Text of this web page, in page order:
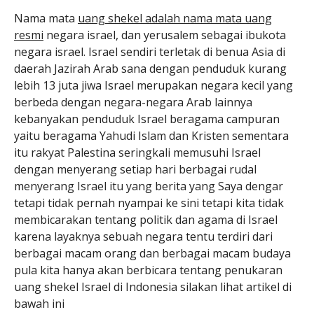
Nama mata uang shekel adalah nama mata uang
resmi negara israel, dan yerusalem sebagai ibukota
negara israel. Israel sendiri terletak di benua Asia di
daerah Jazirah Arab sana dengan penduduk kurang
lebih 13 juta jiwa Israel merupakan negara kecil yang
berbeda dengan negara-negara Arab lainnya
kebanyakan penduduk Israel beragama campuran
yaitu beragama Yahudi Islam dan Kristen sementara
itu rakyat Palestina seringkali memusuhi Israel
dengan menyerang setiap hari berbagai rudal
menyerang Israel itu yang berita yang Saya dengar
tetapi tidak pernah nyampai ke sini tetapi kita tidak
membicarakan tentang politik dan agama di Israel
karena layaknya sebuah negara tentu terdiri dari
berbagai macam orang dan berbagai macam budaya
pula kita hanya akan berbicara tentang penukaran
uang shekel Israel di Indonesia silakan lihat artikel di
bawah ini